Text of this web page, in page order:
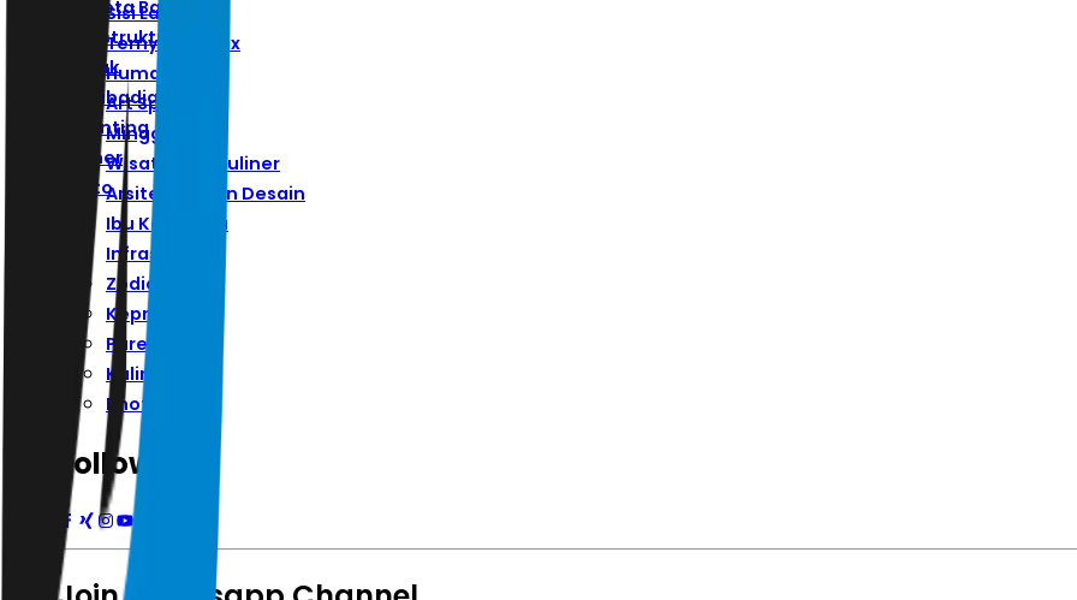
Ibu Kota Baru
Infrastruktur
Zodiak
Kepribadian
Parenting
Kuliner
Photo
Sisi Lain
Ternyata Hoax
Humaniora
Art Space
Minggu
Wisata Dan Kuliner
Arsitektur Dan Desain
Ibu Kota Baru
Infrastruktur
Zodiak
Kepribadian
Parenting
Kuliner
Photo
Follow Us